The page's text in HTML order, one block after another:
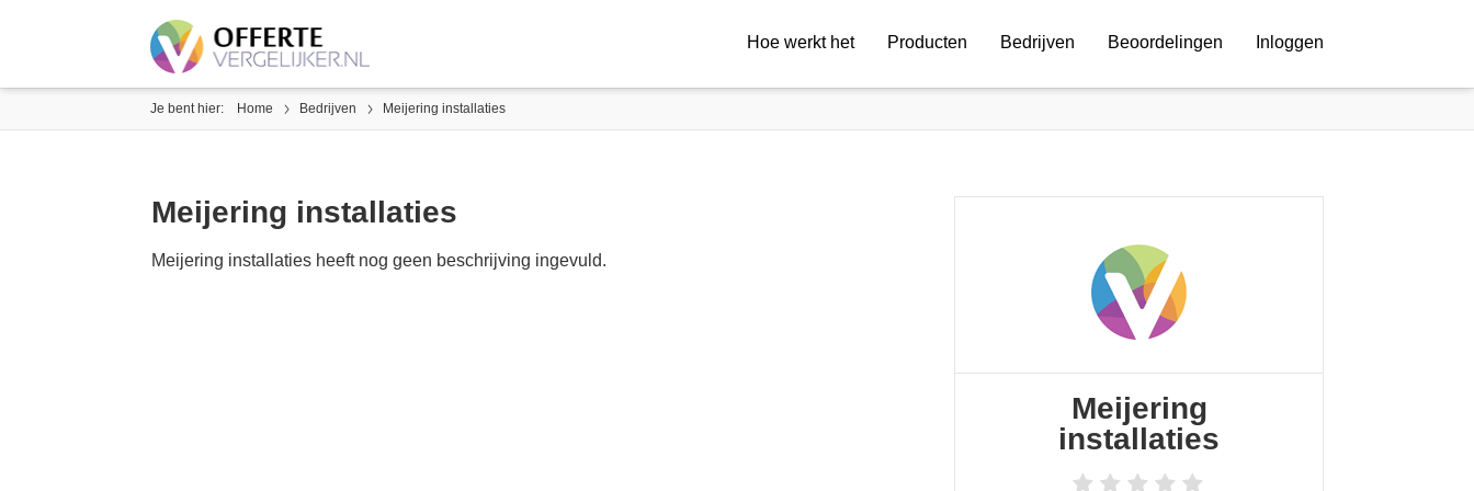
Hoe werkt het Producten Bedrijven Beoordelingen Inloggen
Je bent hier: Home Bedrijven Meijering installaties
Meijering installaties
Meijering installaties heeft nog geen beschrijving ingevuld.
Meijering
installaties